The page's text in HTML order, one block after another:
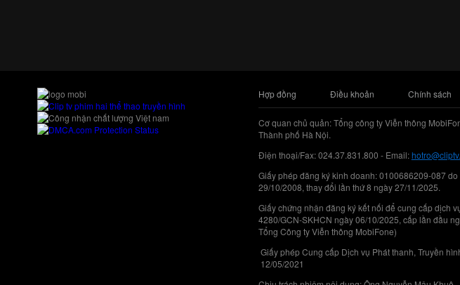
Hợp đồng Điều khoản Chính sách
Cơ quan chủ quản: Tổng công ty Viễn thông
Thành phố Hà Nội.
Điện thoại/Fax: 024.37.831.800 - Email:
Giấy phép đăng ký kinh doanh: 0100686209-087
29/10/2008, thay đổi lần thứ 8 ngày 27/11/2025.
Giấy chứng nhận đăng ký kết nối để cung cấp dịch
4280/GCN-SKHCN ngày 06/10/2025, cấp lần đầu
Tổng Công ty Viễn thông MobiFone)
Giấy phép Cung cấp Dịch vụ Phát thanh, Truyền
12/05/2021